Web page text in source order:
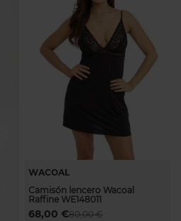
WACOAL
Camisón lencero Wacoal
Raffine WE148011
80,00 €
68,00 €